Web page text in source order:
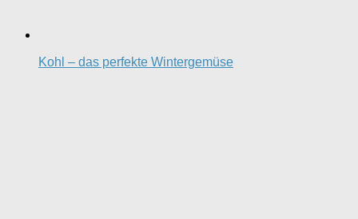
Kohl – das perfekte Wintergemüse